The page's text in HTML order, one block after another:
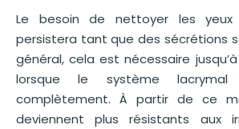
Le besoin de nettoyer les
persistera tant que des sécrétions
général, cela est nécessaire jusqu’à
lorsque le système lacrymal
complètement. À partir de ce
deviennent plus résistants aux